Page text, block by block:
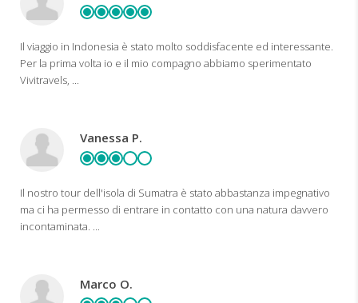
Il viaggio in Indonesia è stato molto soddisfacente ed interessante.
Per la prima volta io e il mio compagno abbiamo sperimentato
Vivitravels, ...
Vanessa P.
Il nostro tour dell'isola di Sumatra è stato abbastanza impegnativo
ma ci ha permesso di entrare in contatto con una natura davvero
incontaminata. ...
Marco O.